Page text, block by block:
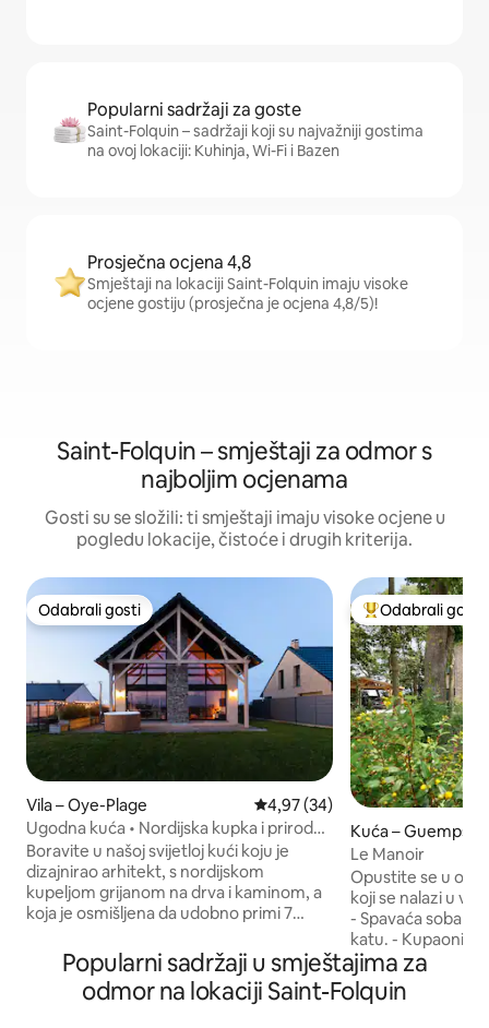
Popularni sadržaji za goste
Saint-Folquin – sadržaji koji su najvažniji gostima
na ovoj lokaciji: Kuhinja, Wi-Fi i Bazen
Prosječna ocjena 4,8
Smještaji na lokaciji Saint-Folquin imaju visoke
ocjene gostiju (prosječna je ocjena 4,8/5)!
Saint-Folquin – smještaji za odmor s
najboljim ocjenama
Gosti su se složili: ti smještaji imaju visoke ocjene u
pogledu lokacije, čistoće i drugih kriterija.
Odabrali gosti
Odabrali gosti
Vila – Oye-Plage Prosječna ocjena: 4,97/5,
4,97 (34)
Ugodna kuća • Nordijska kupka i priroda
u blizini
Boravite u našoj svijetloj kući koju je
dizajnirao arhitekt, s nordijskom
kupeljom grijanom na drva i kaminom, a
koja je osmišljena da udobno primi 7
Veliki prostori i otvorena kuhinja ispod
krovne konstrukcije. Nakon dana
provedenog u istraživanju plaže
Među najviše
Odabrali gosti
Kuća – Guemps
Le Manoir
Opustite se u
koji se nalazi u
- Spavaća soba
katu. - Kupaonica s
dnevni boravak s
kuhinjom. - Dnevni boravak s TV-om i
električnim kaučem. Na
Popularni sadržaji u smještajima za
odmor na lokaciji Saint-Folquin